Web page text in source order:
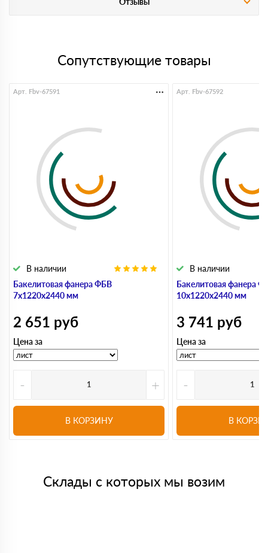
Сопутствующие товары
Бакелитовая фанера ФБВ
7х1220х2440 мм
В наличии
Арт. Fbv-67591
2 651 руб
Цена за
- +
В КОРЗИНУ
Бакелитовая фанера
10х1220х2440 мм
В наличии
Арт. Fbv-67592
3 741 руб
Цена за
-
В
Склады с которых мы возим